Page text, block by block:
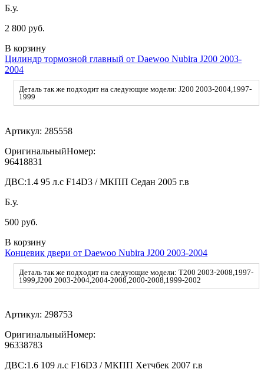
Б.у.
2 800 руб.
В корзину
Цилиндр тормозной главный от Daewoo Nubira J200 2003-
2004
Деталь так же подходит на следующие модели: J200 2003-2004,1997-
1999
Артикул: 285558
ОригинальныйНомер:
96418831
ДВС:1.4 95 л.с F14D3 / МКПП Седан 2005 г.в
Б.у.
500 руб.
В корзину
Концевик двери от Daewoo Nubira J200 2003-2004
Деталь так же подходит на следующие модели: T200 2003-2008,1997-
1999,J200 2003-2004,2004-2008,2000-2008,1999-2002
Артикул: 298753
ОригинальныйНомер:
96338783
ДВС:1.6 109 л.с F16D3 / МКПП Хетчбек 2007 г.в